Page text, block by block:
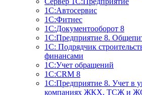
1С:Автосервис
1С:Фитнес
1С:Документооборот 8
1С:Предприятие 8.
1С: Подрядчик
финансами
1С:Учет обращений
1C:CRM 8
1С:Предприятие 8. Учет в
компаниях ЖКХ, ТСЖ и